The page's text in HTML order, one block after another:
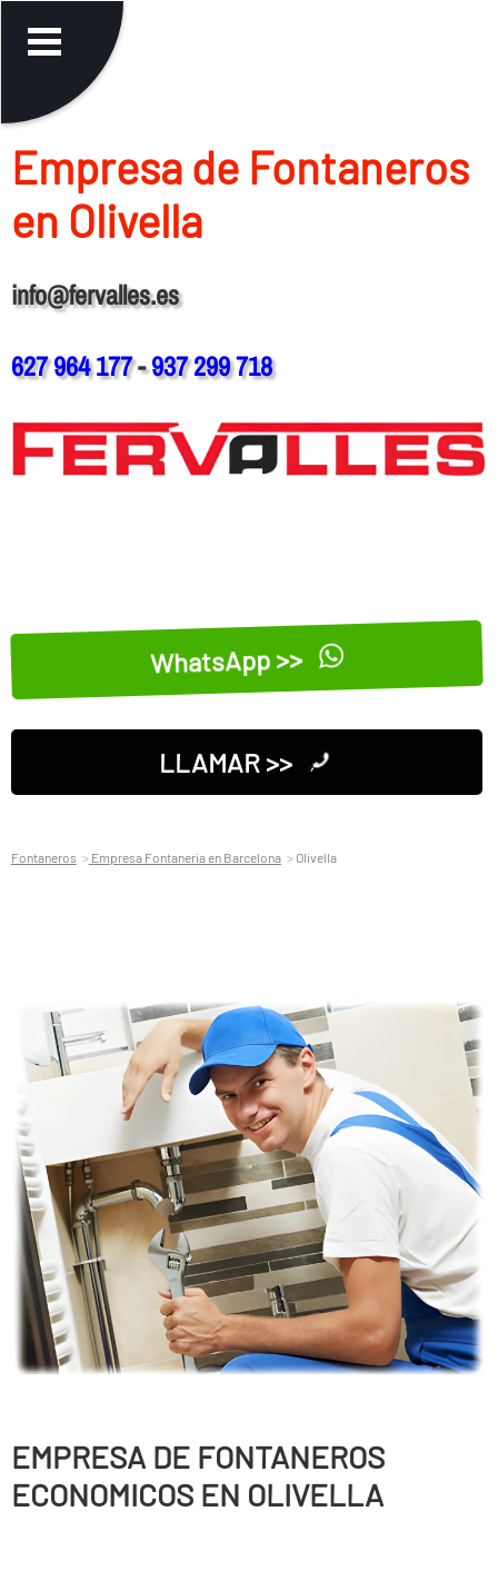
Empresa de Fontaneros
en Olivella
info@fervalles.es
627 964 177-937 299 718
WhatsApp >>
LLAMAR >>
Fontaneros Empresa Fontaneria en Barcelona Olivella
EMPRESA DE FONTANEROS
ECONOMICOS EN OLIVELLA